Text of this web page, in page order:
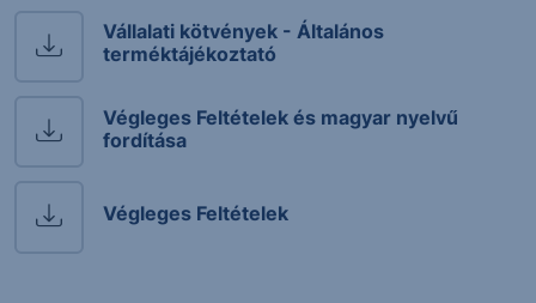
Vállalati kötvények - Általános
terméktájékoztató
Végleges Feltételek és magyar nyelvű
fordítása
Végleges Feltételek